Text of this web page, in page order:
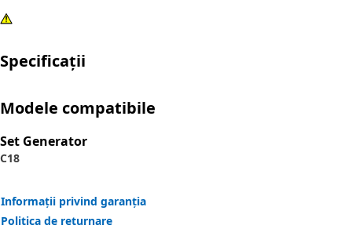
Specificații
Modele compatibile
Set Generator
C18
Informații privind garanția
Politica de returnare